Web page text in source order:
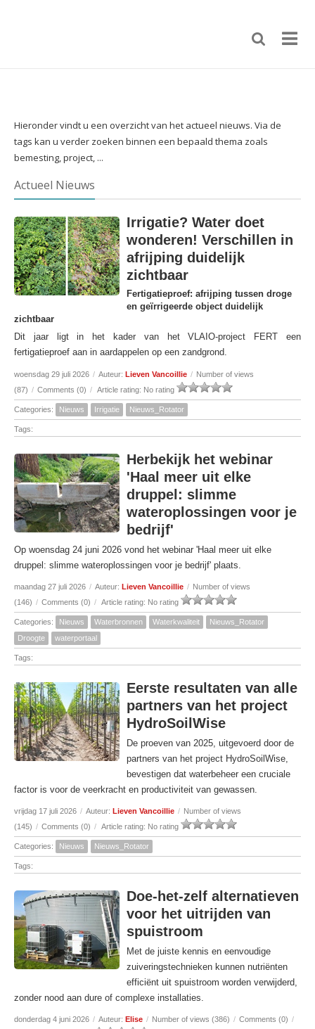
Hieronder vindt u een overzicht van het actueel nieuws. Via de
tags kan u verder zoeken binnen een bepaald thema zoals
bemesting, project, ...
Actueel Nieuws
Irrigatie? Water doet
wonderen! Verschillen in
afrijping duidelijk
zichtbaar
Fertigatieproef: afrijping tussen droge
en geïrrigeerde object duidelijk
zichtbaar
Dit jaar ligt in het kader van het VLAIO-project FERT een
fertigatieproef aan in aardappelen op een zandgrond.
woensdag 29 juli 2026 / Auteur: Lieven Vancoillie / Number of views
(87) / Comments (0) / Article rating: No rating
Categories: Nieuws Irrigatie Nieuws_Rotator
Tags:
Herbekijk het webinar
'Haal meer uit elke
druppel: slimme
wateroplossingen voor je
bedrijf'
Op woensdag 24 juni 2026 vond het webinar 'Haal meer uit elke
druppel: slimme wateroplossingen voor je bedrijf' plaats.
maandag 27 juli 2026 / Auteur: Lieven Vancoillie / Number of views
(146) / Comments (0) / Article rating: No rating
Categories: Nieuws Waterbronnen Waterkwaliteit
Nieuws_Rotator
Droogte
waterportaal
Tags:
Eerste resultaten van alle
partners van het project
HydroSoilWise
De proeven van 2025, uitgevoerd door de
partners van het project HydroSoilWise,
bevestigen dat waterbeheer een cruciale
factor is voor de veerkracht en productiviteit van gewassen.
vrijdag 17 juli 2026 / Auteur: Lieven Vancoillie / Number of views
(145) / Comments (0) / Article rating: No rating
Categories: Nieuws Nieuws_Rotator
Tags:
Doe-het-zelf alternatieven
voor het uitrijden van
spuistroom
Met de juiste kennis en eenvoudige
zuiveringstechnieken kunnen nutriënten
efficiënt uit spuistroom worden verwijderd,
zonder nood aan dure of complexe installaties.
donderdag 4 juni 2026 / Auteur: Elise / Number of views (386) / Comments (0) /